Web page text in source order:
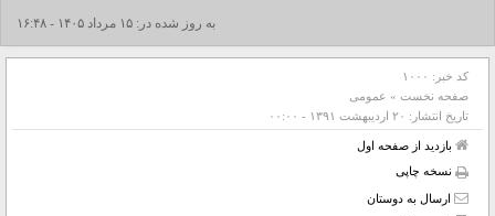
شد+فیلم به روز شده در: ۱۵ مرداد ۱۴۰۵ - ۱۶:۴۸
کد خبر: ۱۰۰۰
صفحه نخست » عمومی
تاریخ انتشار: ۲۰ ارديبهشت ۱۳۹۱ - ۰۰:۰۰
بازدید از صفحه اول
نسخه چاپی
ارسال به دوستان